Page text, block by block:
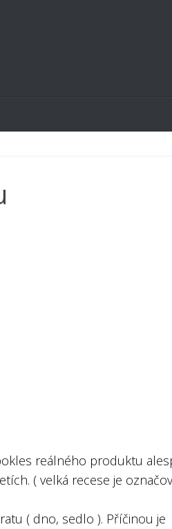
reálného produktu
( velká recese je
( dno, sedlo ). Příčinou je